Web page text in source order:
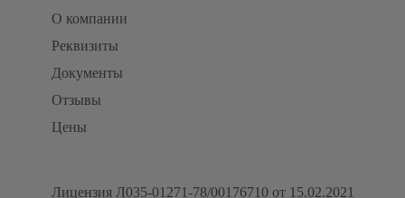
О компании
Реквизиты
Документы
Отзывы
Цены
Лицензия Л035-01271-78/00176710 от 15.02.2021